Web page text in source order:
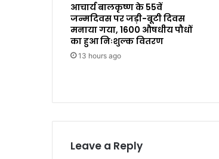
आचार्य बालकृष्ण के 55वें
जन्मदिवस पर जड़ी-बूटी दिवस
मनाया गया, 1600 औषधीय पौधों
का हुआ निःशुल्क वितरण
13 hours ago
Leave a Reply